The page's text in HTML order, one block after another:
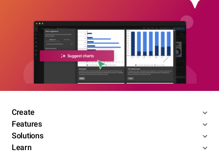
Create
Features
Solutions
Learn